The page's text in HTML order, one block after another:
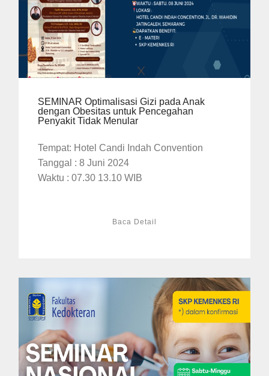
SEMINAR Optimalisasi Gizi pada Anak
dengan Obesitas untuk Pencegahan
Penyakit Tidak Menular
Tempat: Hotel Candi Indah Convention
Tanggal : 8 Juni 2024
Waktu : 07.30 13.10 WIB
Baca Detail